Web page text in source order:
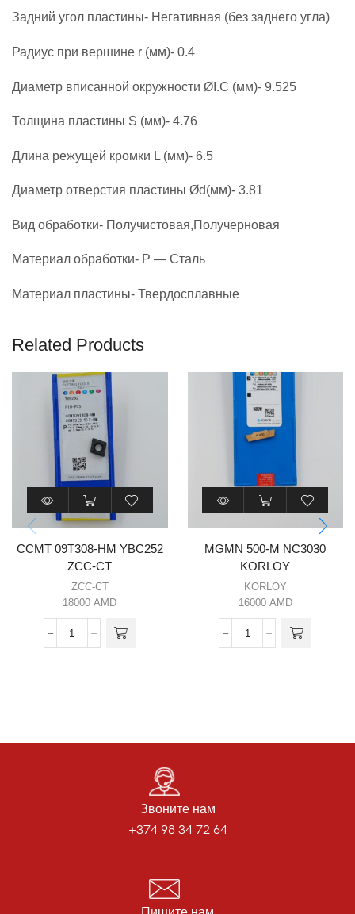
Задний угол пластины- Негативная (без заднего угла)
Радиус при вершине r (мм)- 0.4
Диаметр вписанной окружности ØI.C (мм)- 9.525
Толщина пластины S (мм)- 4.76
Длина режущей кромки L (мм)- 6.5
Диаметр отверстия пластины Ød(мм)- 3.81
Вид обработки- Получистовая,Получерновая
Материал обработки- P — Сталь
Материал пластины- Твердосплавные
Related Products
CCMT 09T308-HM YBC252
ZCC-CT
ZCC-CT
18000AMD
MGMN 500-M NC3030
KORLOY
KORLOY
16000 AMD
Звоните нам
+374 98 34 72 64